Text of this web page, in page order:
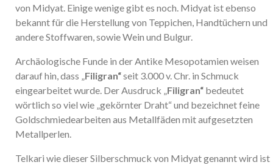
von Midyat. Einige wenige gibt es noch. Midyat ist ebenso
bekannt für die Herstellung von Teppichen, Handtüchern und
andere Stoffwaren, sowie Wein und Bulgur.
Archäologische Funde in der Antike Mesopotamien weisen
darauf hin, dass „Filigran“seit 3.000 v. Chr. in Schmuck
eingearbeitet wurde. Der Ausdruck „Filigran“ bedeutet
wörtlich so viel wie „gekörnter Draht“ und bezeichnet feine
Goldschmiedearbeiten aus Metallfäden mit aufgesetzten
Metallperlen.
Telkari wie dieser Silberschmuck von Midyat genannt wird ist